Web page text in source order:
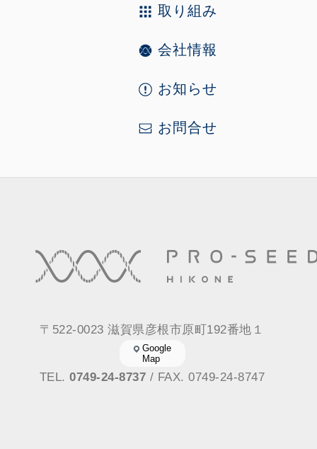
取り組み
会社情報
お知らせ
お問合せ
〒522-0023 滋賀県彦根市原町192番地１
Google
Map
TEL.0749-24-8737 / FAX. 0749-24-8747